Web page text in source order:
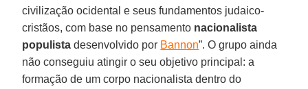
civilização ocidental e seus fundamentos judaico-
cristãos, com base no pensamento nacionalista
populista desenvolvido por Bannon”. O grupo ainda
não conseguiu atingir o seu objetivo principal: a
formação de um corpo nacionalista dentro do